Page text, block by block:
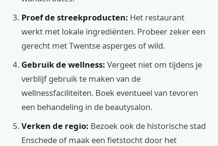
Proef de streekproducten: Het restaurant
werkt met lokale ingrediënten. Probeer zeker een
gerecht met Twentse asperges of wild.
Gebruik de wellness: Vergeet niet om tijdens je
verblijf gebruik te maken van de
wellnessfaciliteiten. Boek eventueel van tevoren
een behandeling in de beautysalon.
Verken de regio: Bezoek ook de historische stad
Enschede of maak een fietstocht door het